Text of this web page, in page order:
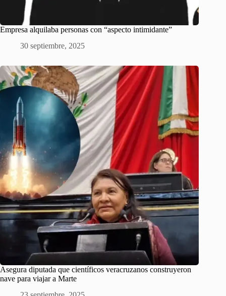
Empresa alquilaba personas con “aspecto intimidante”
30 septiembre, 2025
Asegura diputada que científicos veracruzanos construyeron
nave para viajar a Marte